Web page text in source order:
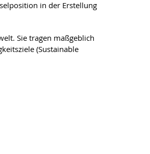
in der Erstellung
Sie tragen maßgeblich
(Sustainable